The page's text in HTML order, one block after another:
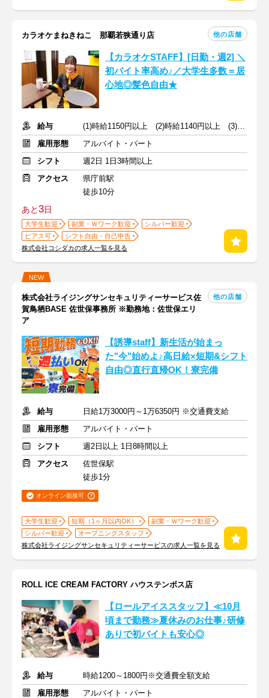
カラオケまねきねこ 那覇若狭通り店 他の店舗
【カラオケSTAFF】[日勤・週2] ＼
初バイト率高め♪／大学生多数＝居
心地◎髪色自由★
給与
(1)時給1150円以上 (2)時給1140円以上 (3)時給1050円以上
雇用形態
アルバイト・パート
シフト
週2日 1日3時間以上
アクセス
県庁前駅
徒歩10分
あと3日
大学生歓迎 副業・Ｗワーク歓迎
シルバー歓迎
ピアス可
シフト自由・自己申告
株式会社コシダカの求人一覧を見る
NEW
株式会社ライジングサンセキュリティーサービス佐
賀鳥栖BASE 佐世保事務所 ※勤務地：佐世保エリ
ア
他の店舗
【誘導staff】新生活が始まっ
た"今"始めよ♪高日給×短期&シフト
自由◎直行直帰OK！寮完備
給与
日給1万3000円～1万6350円 ※交通費支給
雇用形態
アルバイト・パート
シフト
週2日以上 1日8時間以上
アクセス
佐世保駅
徒歩1分
オンライン面接可
大学生歓迎 短期（1ヶ月以内OK）
副業・Ｗワーク歓迎
シルバー歓迎
オープニングスタッフ
株式会社ライジングサンセキュリティーサービスの求人一覧を見る
ROLL ICE CREAM FACTORY ハウステンボス店
【ロールアイススタッフ】≪10月
頃まで勤務≫夏休みのお仕事♪研修
ありで初バイトも安心◎
給与
時給1200～1800円※交通費全額支給
雇用形態
アルバイト・パート